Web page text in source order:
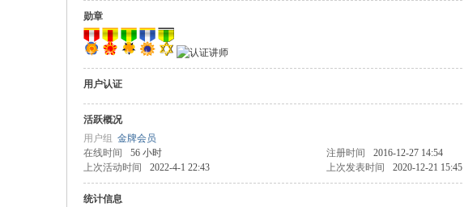
勋章
用户认证
活跃概况
用户组 金牌会员
在线时间
56 小时 注册时间 2016-12-27 14:54
上次活动时间
2022-4-1 22:43 上次发表时间 2020-12-21 15:45
统计信息